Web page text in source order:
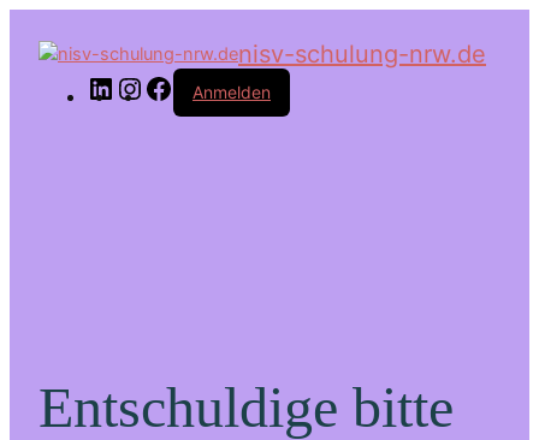
nisv-schulung-nrw.de
LinkedIn
Instagram
Facebook
Anmelden
Entschuldige bitte